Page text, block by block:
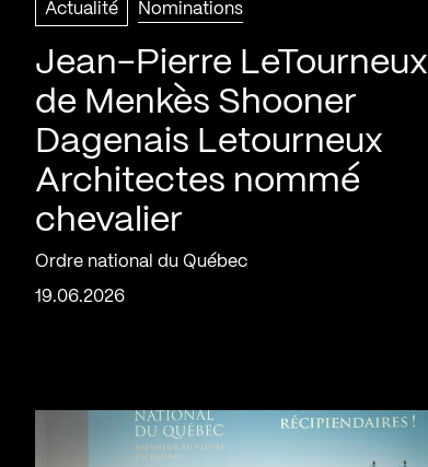
Actualité Nominations
Jean-Pierre LeTourneux
de Menkès Shooner
Dagenais Letourneux
Architectes nommé
chevalier
Ordre national du Québec
19.06.2026